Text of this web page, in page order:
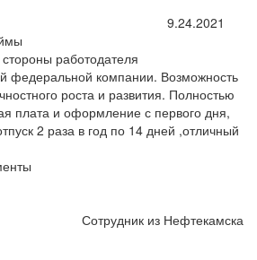
9.24.2021
работодателя
федеральной компании. Возможность
роста и развития. Полностью
плата и оформление с первого дня,
2 раза в год по 14 дней ,отличный
Сотрудник из Нефтекамска